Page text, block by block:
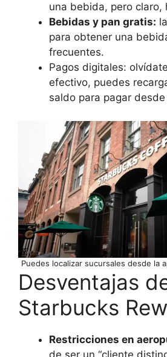
una bebida, pero claro,
Bebidas y pan gratis:
para obtener una
frecuentes.
Pagos digitales:
efectivo, puedes
saldo para pagar
Puedes localizar sucursales desde la
Desventajas
Starbucks
Restricciones en